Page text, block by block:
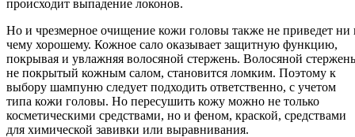
происходит выпадение локонов.
Но и чрезмерное очищение кожи головы также не приведет ни
чему хорошему. Кожное сало оказывает защитную функцию,
покрывая и увлажняя волосяной стержень. Волосяной
не покрытый кожным салом, становится ломким. Поэтому к
выбору шампуню следует подходить ответственно, с учетом
типа кожи головы. Но пересушить кожу можно не только
косметическими средствами, но и феном, краской, средствами
для химической завивки или выравнивания.